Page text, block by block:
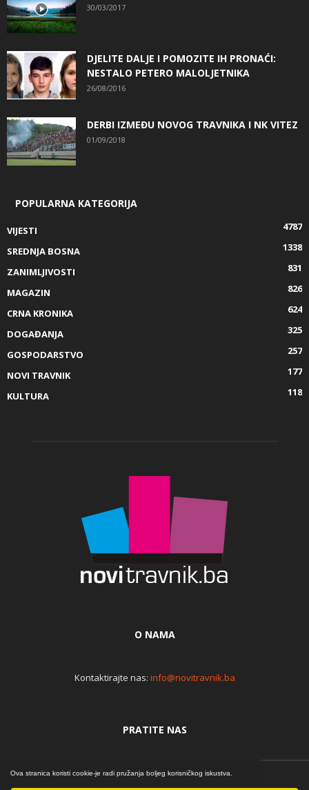
Ova stranica koristi cookie-je radi pružanja boljeg korisničkog iskustva.
30/03/2017
DJELITE DALJE I POMOZITE IH PRONAĆI:
NESTALO PETERO MALOLJETNIKA
26/08/2016
DERBI IZMEĐU NOVOG TRAVNIKA I NK VITEZ
01/09/2018
POPULARNA KATEGORIJA
VIJESTI
4787
SREDNJA BOSNA
1338
ZANIMLJIVOSTI
831
MAGAZIN
826
CRNA KRONIKA
624
DOGAĐANJA
325
GOSPODARSTVO
257
NOVI TRAVNIK
177
KULTURA
118
O NAMA
Kontaktirajte nas: info@novitravnik.ba
PRATITE NAS